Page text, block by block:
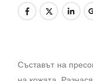
Съставът на